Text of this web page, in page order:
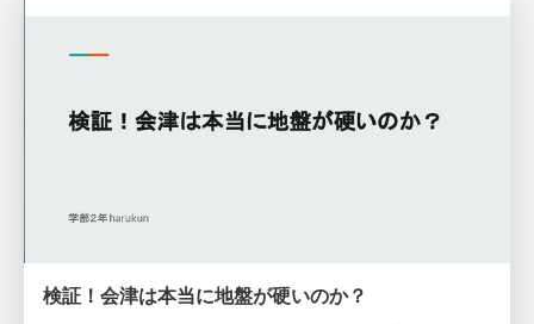
検証！会津は本当に地盤が硬いのか？